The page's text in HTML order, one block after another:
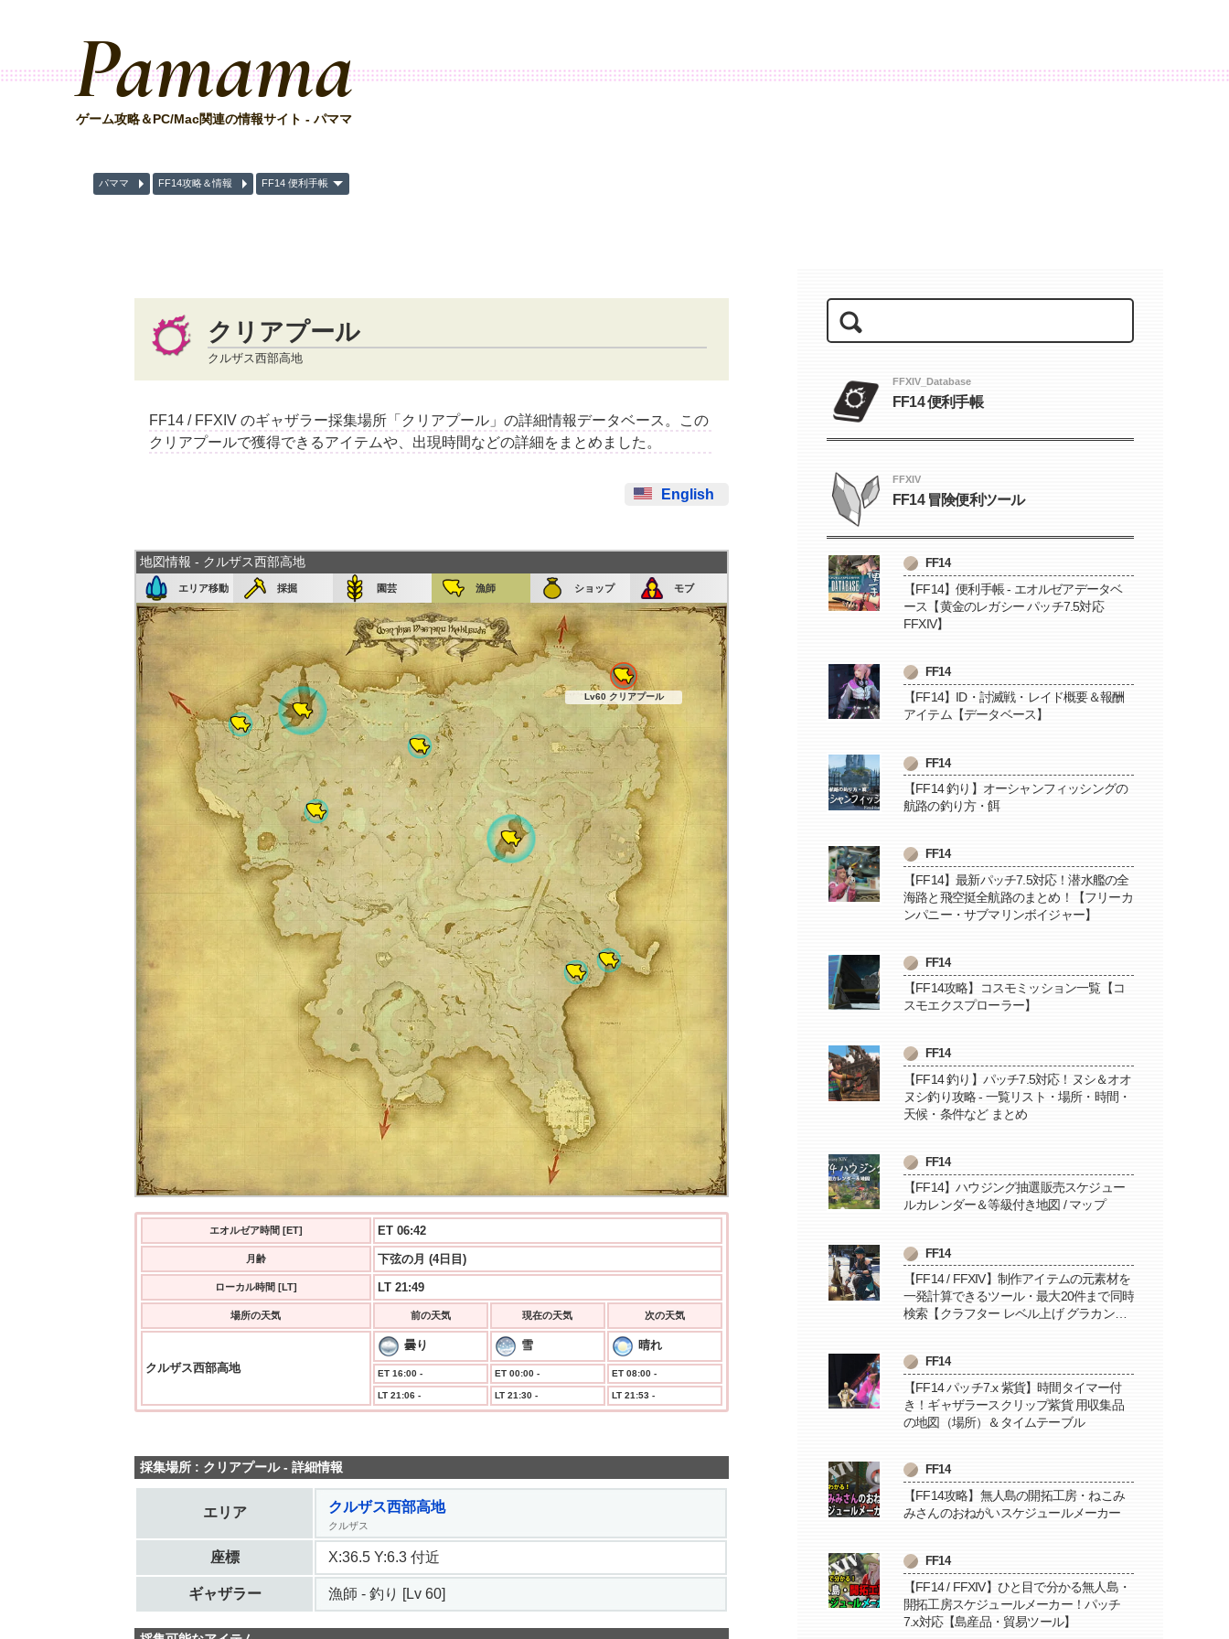
Pamama
ゲーム攻略＆PC/Mac関連の情報サイト - パママ
パママ FF14攻略＆情報 FF14 便利手帳
クリアプール
クルザス西部高地
FF14 / FFXIV のギャザラー採集場所「クリアプール」の詳細情報データベース。この
クリアプールで獲得できるアイテムや、出現時間などの詳細をまとめました。
English
地図情報 - クルザス西部高地
エリア移動 採掘 園芸 漁師 ショップ モブ
Lv60 クリアプール
エオルゼア時間 [ET] ET 06:43
月齢 下弦の月 (4日目)
ローカル時間 [LT] LT 21:49
場所の天気 前の天気 現在の天気 次の天気
クルザス西部高地
曇り 雪 晴れ
ET 16:00 - ET 00:00 - ET 08:00 -
LT 21:06 - LT 21:30 - LT 21:53 -
採集場所 : クリアプール - 詳細情報
エリア クルザス西部高地
クルザス
座標 X:36.5 Y:6.3 付近
ギャザラー 漁師 - 釣り [Lv 60]
FFXIV_Database
FF14 便利手帳
FFXIV
FF14 冒険便利ツール
FF14
【FF14】便利手帳 - エオルゼアデータベ
ース【黄金のレガシー パッチ7.5対応
FFXIV】
FF14
【FF14】ID・討滅戦・レイド概要＆報酬
アイテム【データベース】
FF14
【FF14 釣り】オーシャンフィッシングの
航路の釣り方・餌
FF14
【FF14】最新パッチ7.5対応！潜水艦の全
海路と飛空挺全航路のまとめ！【フリーカ
ンパニー・サブマリンボイジャー】
FF14
【FF14攻略】コスモミッション一覧【コ
スモエクスプローラー】
FF14
【FF14 釣り】パッチ7.5対応！ヌシ＆オオ
ヌシ釣り攻略 - 一覧リスト・場所・時間・
天候・条件など まとめ
FF14
【FF14】ハウジング抽選販売スケジュー
ルカレンダー＆等級付き地図 / マップ
FF14
【FF14 / FFXIV】制作アイテムの元素材を
一発計算できるツール・最大20件まで同時
検索【クラフター レベル上げ グラカン納
FF14
【FF14 パッチ7.x 紫貨】時間タイマー付
き！ギャザラースクリップ紫貨 用収集品
の地図（場所）＆タイムテーブル
FF14
【FF14攻略】無人島の開拓工房・ねこみ
みさんのおねがいスケジュールメーカー
FF14
【FF14 / FFXIV】ひと目で分かる無人島・
開拓工房スケジュールメーカー！パッチ
7.x対応【島産品・貿易ツール】